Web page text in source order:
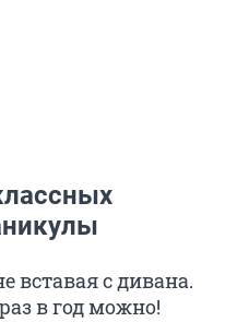
вставая с дивана.
в год можно!